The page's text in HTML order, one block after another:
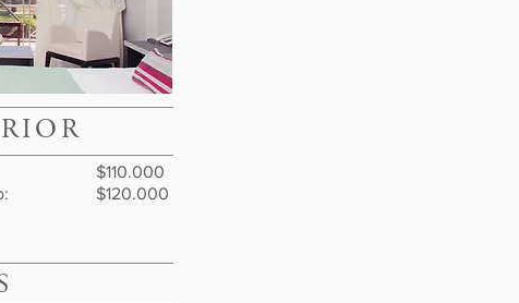
Lago: $120.000